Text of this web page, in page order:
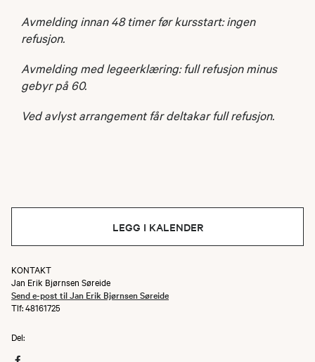
Avmelding innan 48 timer før kursstart: ingen
refusjon.
Avmelding med legeerklæring: full refusjon minus
gebyr på 60.
Ved avlyst arrangement får deltakar full refusjon.
LEGG I KALENDER
KONTAKT
Jan Erik Bjørnsen Søreide
Send e-post til Jan Erik Bjørnsen Søreide
Tlf: 48161725
Del: